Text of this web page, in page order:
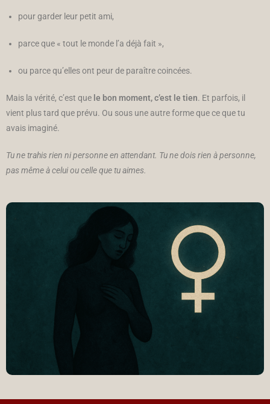
pour garder leur petit ami,
parce que « tout le monde l’a déjà fait »,
ou parce qu’elles ont peur de paraître coincées.
Mais la vérité, c’est que le bon moment, c’est le tien. Et parfois, il
vient plus tard que prévu. Ou sous une autre forme que ce que tu
avais imaginé.
Tu ne trahis rien ni personne en attendant. Tu ne dois rien à personne,
pas même à celui ou celle que tu aimes.